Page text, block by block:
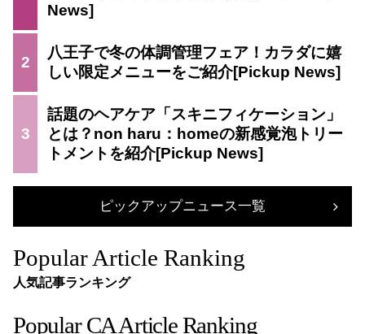
2
八王子で冬の体調管理フェア！カラダに嬉
しい限定メニューをご紹介
3
話題のヘアケア「スキニフィケーション」
とは？non haru：homeの新感覚泡トリー
トメントを紹介
ピックアップニュース一覧
Popular Article Ranking
人気記事ランキング
Popular CA Article Ranking